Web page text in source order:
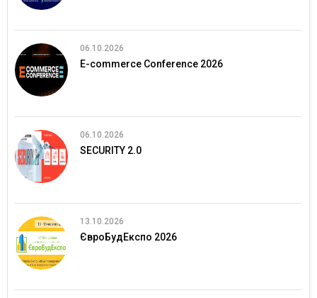
06.10.2026
E-commerce Conference 2026
06.10.2026
SECURITY 2.0
13.10.2026
ЄвроБудЕкспо 2026